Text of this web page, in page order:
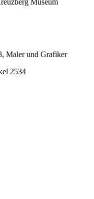
Museum
Maler und Grafiker
2534